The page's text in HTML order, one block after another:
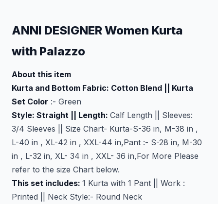
ANNI DESIGNER Women Kurta
with Palazzo
About this item
Kurta and Bottom Fabric: Cotton Blend || Kurta
Set Color :- Green
Style: Straight || Length: Calf Length || Sleeves:
3/4 Sleeves || Size Chart- Kurta-S-36 in, M-38 in ,
L-40 in , XL-42 in , XXL-44 in,Pant :- S-28 in, M-30
in , L-32 in, XL- 34 in , XXL- 36 in,For More Please
refer to the size Chart below.
This set includes: 1 Kurta with 1 Pant || Work :
Printed || Neck Style:- Round Neck